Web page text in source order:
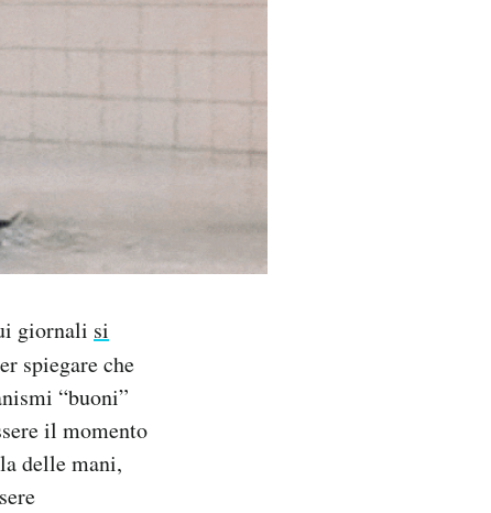
giornali si
spiegare che
“buoni”
il momento
delle mani,